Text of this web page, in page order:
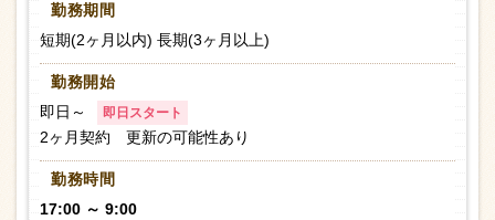
勤務期間
短期(2ヶ月以内) 長期(3ヶ月以上)
勤務開始
即日～
即日スタート
2ヶ月契約 更新の可能性あり
勤務時間
17:00 ～ 9:00